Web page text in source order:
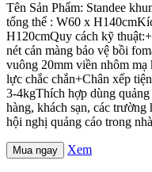
Tên Sản Phẩm: Standee
tổng thể : W60 x
H120cmQuy cách kỹ
nét cán màng bảo vệ bồi
vuông 20mm viền nhôm
lực chắc chắn+Chân xếp
3-4kgThích hợp dùng quảng
hàng, khách sạn, các
hội nghị quảng cáo trong
Mua ngay Xem